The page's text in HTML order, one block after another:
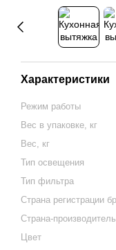
Характеристики
Режим работы
Вес в упаковке, кг
Вес, кг
Тип освещения
Тип фильтра
Страна регистрации
Страна-
Цвет